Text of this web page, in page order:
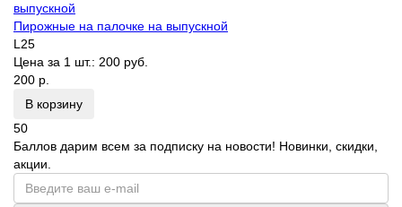
Пирожные на палочке на выпускной
L25
Цена за 1 шт.: 200 руб.
200 р.
В корзину
50
Баллов дарим всем за подписку на новости! Новинки, скидки,
акции.